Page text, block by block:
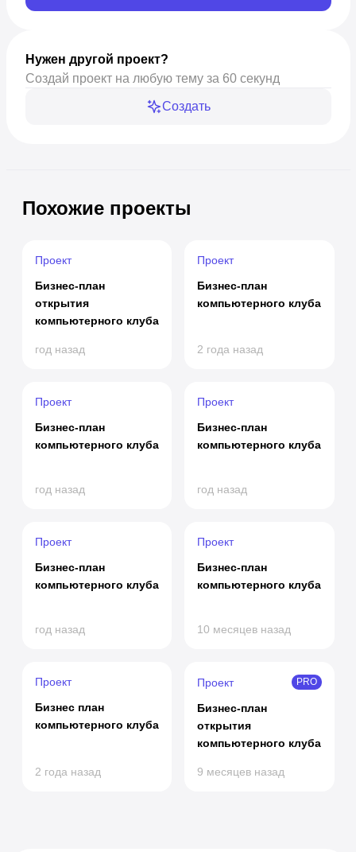
Нужен другой проект?
Создай проект на любую тему за 60 секунд
Создать
Похожие проекты
Проект
Бизнес-план
открытия
компьютерного клуба
год назад
Проект
Бизнес-план
компьютерного клуба
2 года назад
Проект
Бизнес-план
компьютерного клуба
год назад
Проект
Бизнес-план
компьютерного клуба
год назад
Проект
Бизнес-план
компьютерного клуба
год назад
Проект
Бизнес-план
компьютерного клуба
10 месяцев назад
Проект
Бизнес план
компьютерного клуба
2 года назад
Проект PRO
Бизнес-план
открытия
компьютерного клуба
9 месяцев назад